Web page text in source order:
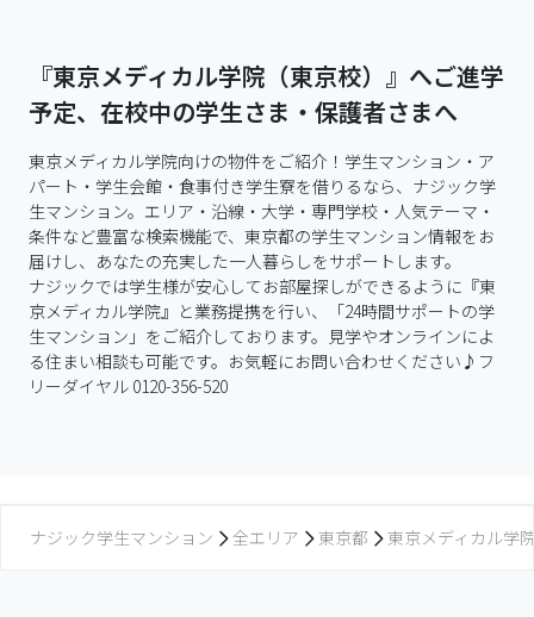
『東京メディカル学院（東京校）』へご進学
予定、在校中の学生さま・保護者さまへ
東京メディカル学院向けの物件をご紹介！学生マンション・ア
パート・学生会館・食事付き学生寮を借りるなら、ナジック学
生マンション。エリア・沿線・大学・専門学校・人気テーマ・
条件など豊富な検索機能で、東京都の学生マンション情報をお
届けし、あなたの充実した一人暮らしをサポートします。
ナジックでは学生様が安心してお部屋探しができるように『東
京メディカル学院』と業務提携を行い、「24時間サポートの学
生マンション」をご紹介しております。見学やオンラインによ
る住まい相談も可能です。お気軽にお問い合わせください♪フ
リーダイヤル 0120-356-520
ナジック学生マンション 全エリア 東京都 東京メディカル学